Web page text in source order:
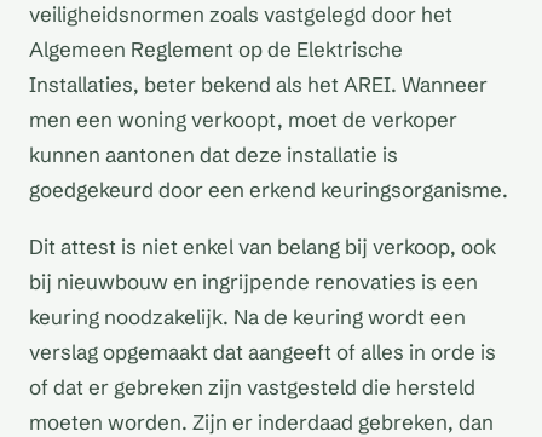
veiligheidsnormen zoals vastgelegd door het
Algemeen Reglement op de Elektrische
Installaties, beter bekend als het AREI. Wanneer
men een woning verkoopt, moet de verkoper
kunnen aantonen dat deze installatie is
goedgekeurd door een erkend keuringsorganisme.
Dit attest is niet enkel van belang bij verkoop, ook
bij nieuwbouw en ingrijpende renovaties is een
keuring noodzakelijk. Na de keuring wordt een
verslag opgemaakt dat aangeeft of alles in orde is
of dat er gebreken zijn vastgesteld die hersteld
moeten worden. Zijn er inderdaad gebreken, dan